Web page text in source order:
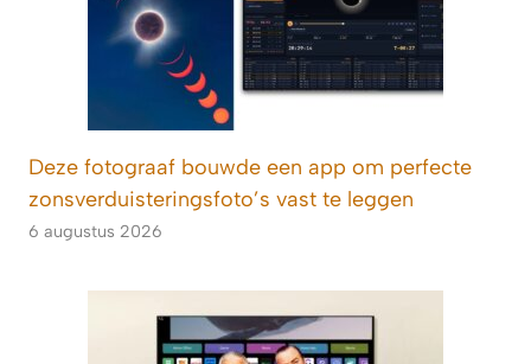
Deze fotograaf bouwde een app om perfecte
zonsverduisteringsfoto’s vast te leggen
6 augustus 2026